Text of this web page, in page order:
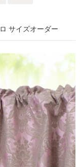
サイズオーダー